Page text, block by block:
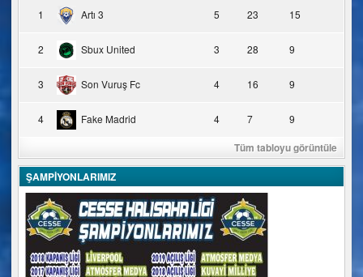
1 Artı 3 5 23 15
2 Sbux United 3 28 9
3 Son Vuruş Fc 4 16 9
4 Fake Madrid 4 7 9
Tüm tabloyu görüntüle
ŞAMPİYONLARIMIZ